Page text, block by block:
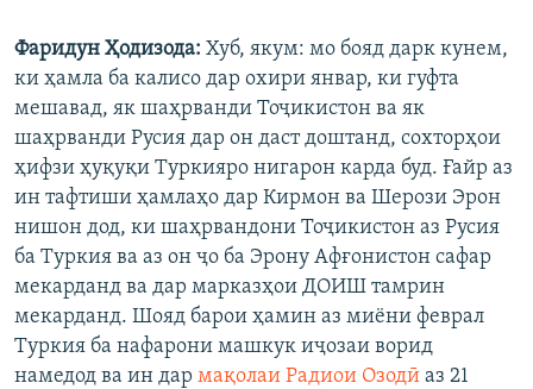
Фаридун Ҳодизода: Хуб, якум: мо бояд дарк кунем,
ки ҳамла ба калисо дар охири январ, ки гуфта
мешавад, як шаҳрванди Тоҷикистон ва як
шаҳрванди Русия дар он даст доштанд, сохторҳои
ҳифзи ҳуқуқи Туркияро нигарон карда буд. Ғайр аз
ин тафтиши ҳамлаҳо дар Кирмон ва Шерози Эрон
нишон дод, ки шаҳрвандони Тоҷикистон аз Русия
ба Туркия ва аз он ҷо ба Эрону Афғонистон сафар
мекарданд ва дар марказҳои ДОИШ тамрин
мекарданд. Шояд барои ҳамин аз миёни феврал
Туркия ба нафарони машкук иҷозаи ворид
намедод ва ин дар мақолаи Радиои Озодӣ аз 21